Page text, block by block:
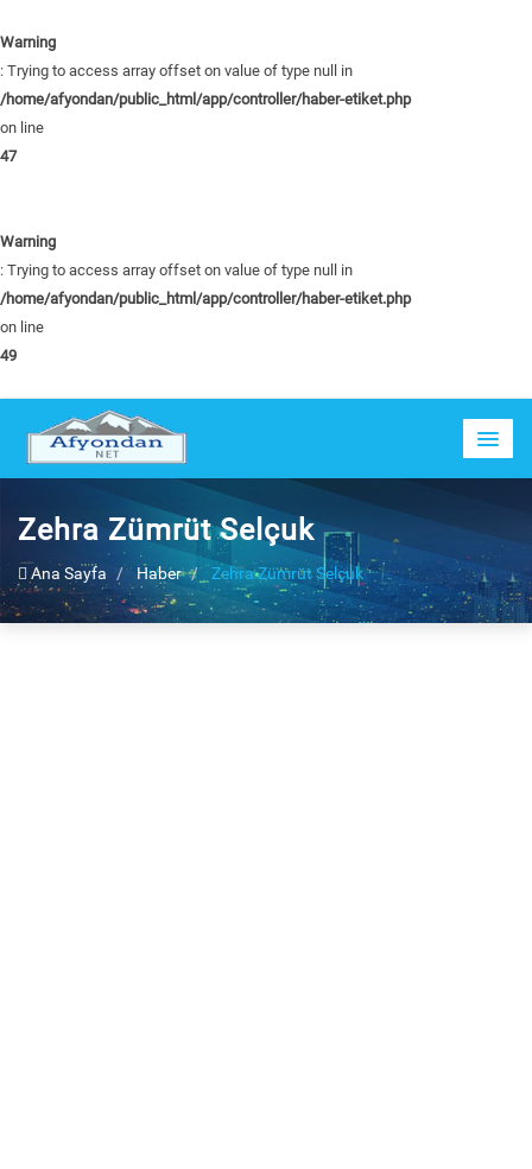
Warning
: Trying to access array offset on value of type null in
/home/afyondan/public_html/app/controller/haber-etiket.php
on line
47
Warning
: Trying to access array offset on value of type null in
/home/afyondan/public_html/app/controller/haber-etiket.php
on line
49
Zehra Zümrüt Selçuk
Ana Sayfa Haber Zehra Zümrüt Selçuk